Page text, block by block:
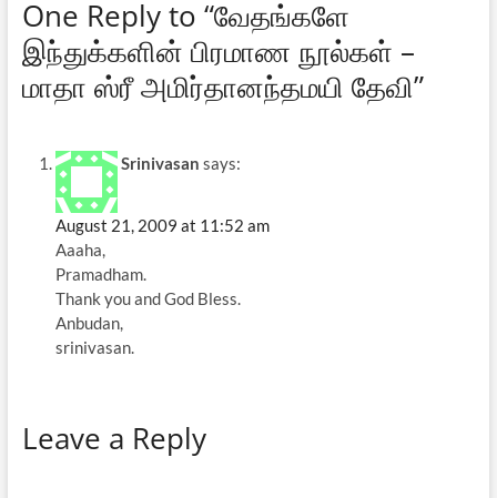
திகழும் அம்மாவை,
'அரவணைக்கும் ஞானி'
(Hugging Saint) என்றும்
அழைக்கிறார்கள். மனித
துயர் துடைப்பதற்காகத் தமது
வாழ்நாளை முழுமையாக
அர்ப்பணித்துள்ளார். தம்மிடம்…
One Reply to “வேதங்களே
இந்துக்களின் பிரமாண நூல்கள் –
மாதா ஸ்ரீ அமிர்தானந்தமயி தேவி”
Srinivasan says:
August 21, 2009 at 11:52 am
Aaaha,
Pramadham.
Thank you and God Bless.
Anbudan,
srinivasan.
Leave a Reply